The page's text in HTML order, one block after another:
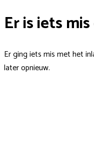
Er is iets
Er ging iets mis met het
later opnieuw.